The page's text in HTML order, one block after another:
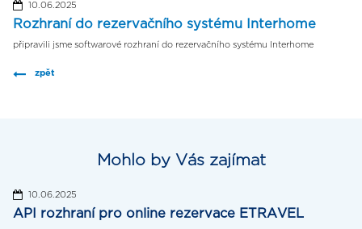
10.06.2025
Rozhraní do rezervačního systému Interhome
připravili jsme softwarové rozhraní do rezervačního systému Interhome
zpět
Mohlo by Vás zajímat
10.06.2025
API rozhraní pro online rezervace ETRAVEL